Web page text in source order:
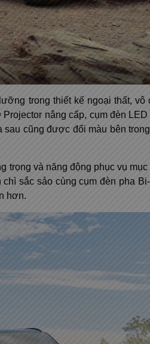
trong thiết kế ngoại thất, vô
nâng cấp, cụm đèn
cũng được đổi màu bên
và năng động phục vụ
sắc sảo cùng cụm đèn pha
hơn.